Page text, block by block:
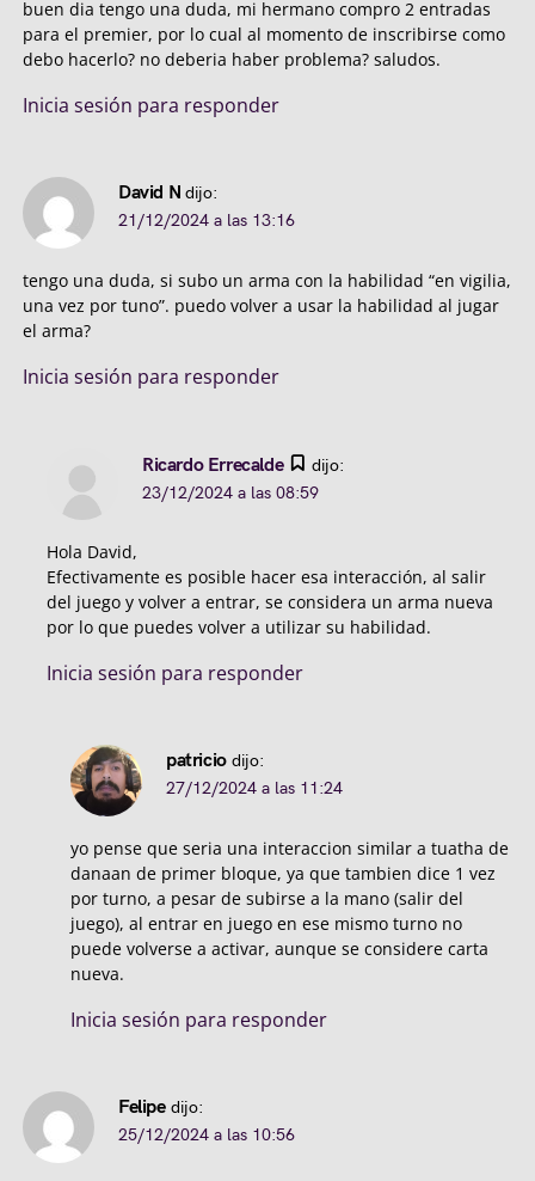
buen dia tengo una duda, mi hermano compro 2 entradas
para el premier, por lo cual al momento de inscribirse como
debo hacerlo? no deberia haber problema? saludos.
Inicia sesión para responder
David N dijo:
21/12/2024 a las 13:16
tengo una duda, si subo un arma con la habilidad “en vigilia,
una vez por tuno”. puedo volver a usar la habilidad al jugar
el arma?
Inicia sesión para responder
Ricardo Errecalde
dijo:
23/12/2024 a las 08:59
Hola David,
Efectivamente es posible hacer esa interacción, al salir
del juego y volver a entrar, se considera un arma nueva
por lo que puedes volver a utilizar su habilidad.
Inicia sesión para responder
patricio dijo:
27/12/2024 a las 11:24
yo pense que seria una interaccion similar a tuatha de
danaan de primer bloque, ya que tambien dice 1 vez
por turno, a pesar de subirse a la mano (salir del
juego), al entrar en juego en ese mismo turno no
puede volverse a activar, aunque se considere carta
nueva.
Inicia sesión para responder
Felipe dijo:
25/12/2024 a las 10:56